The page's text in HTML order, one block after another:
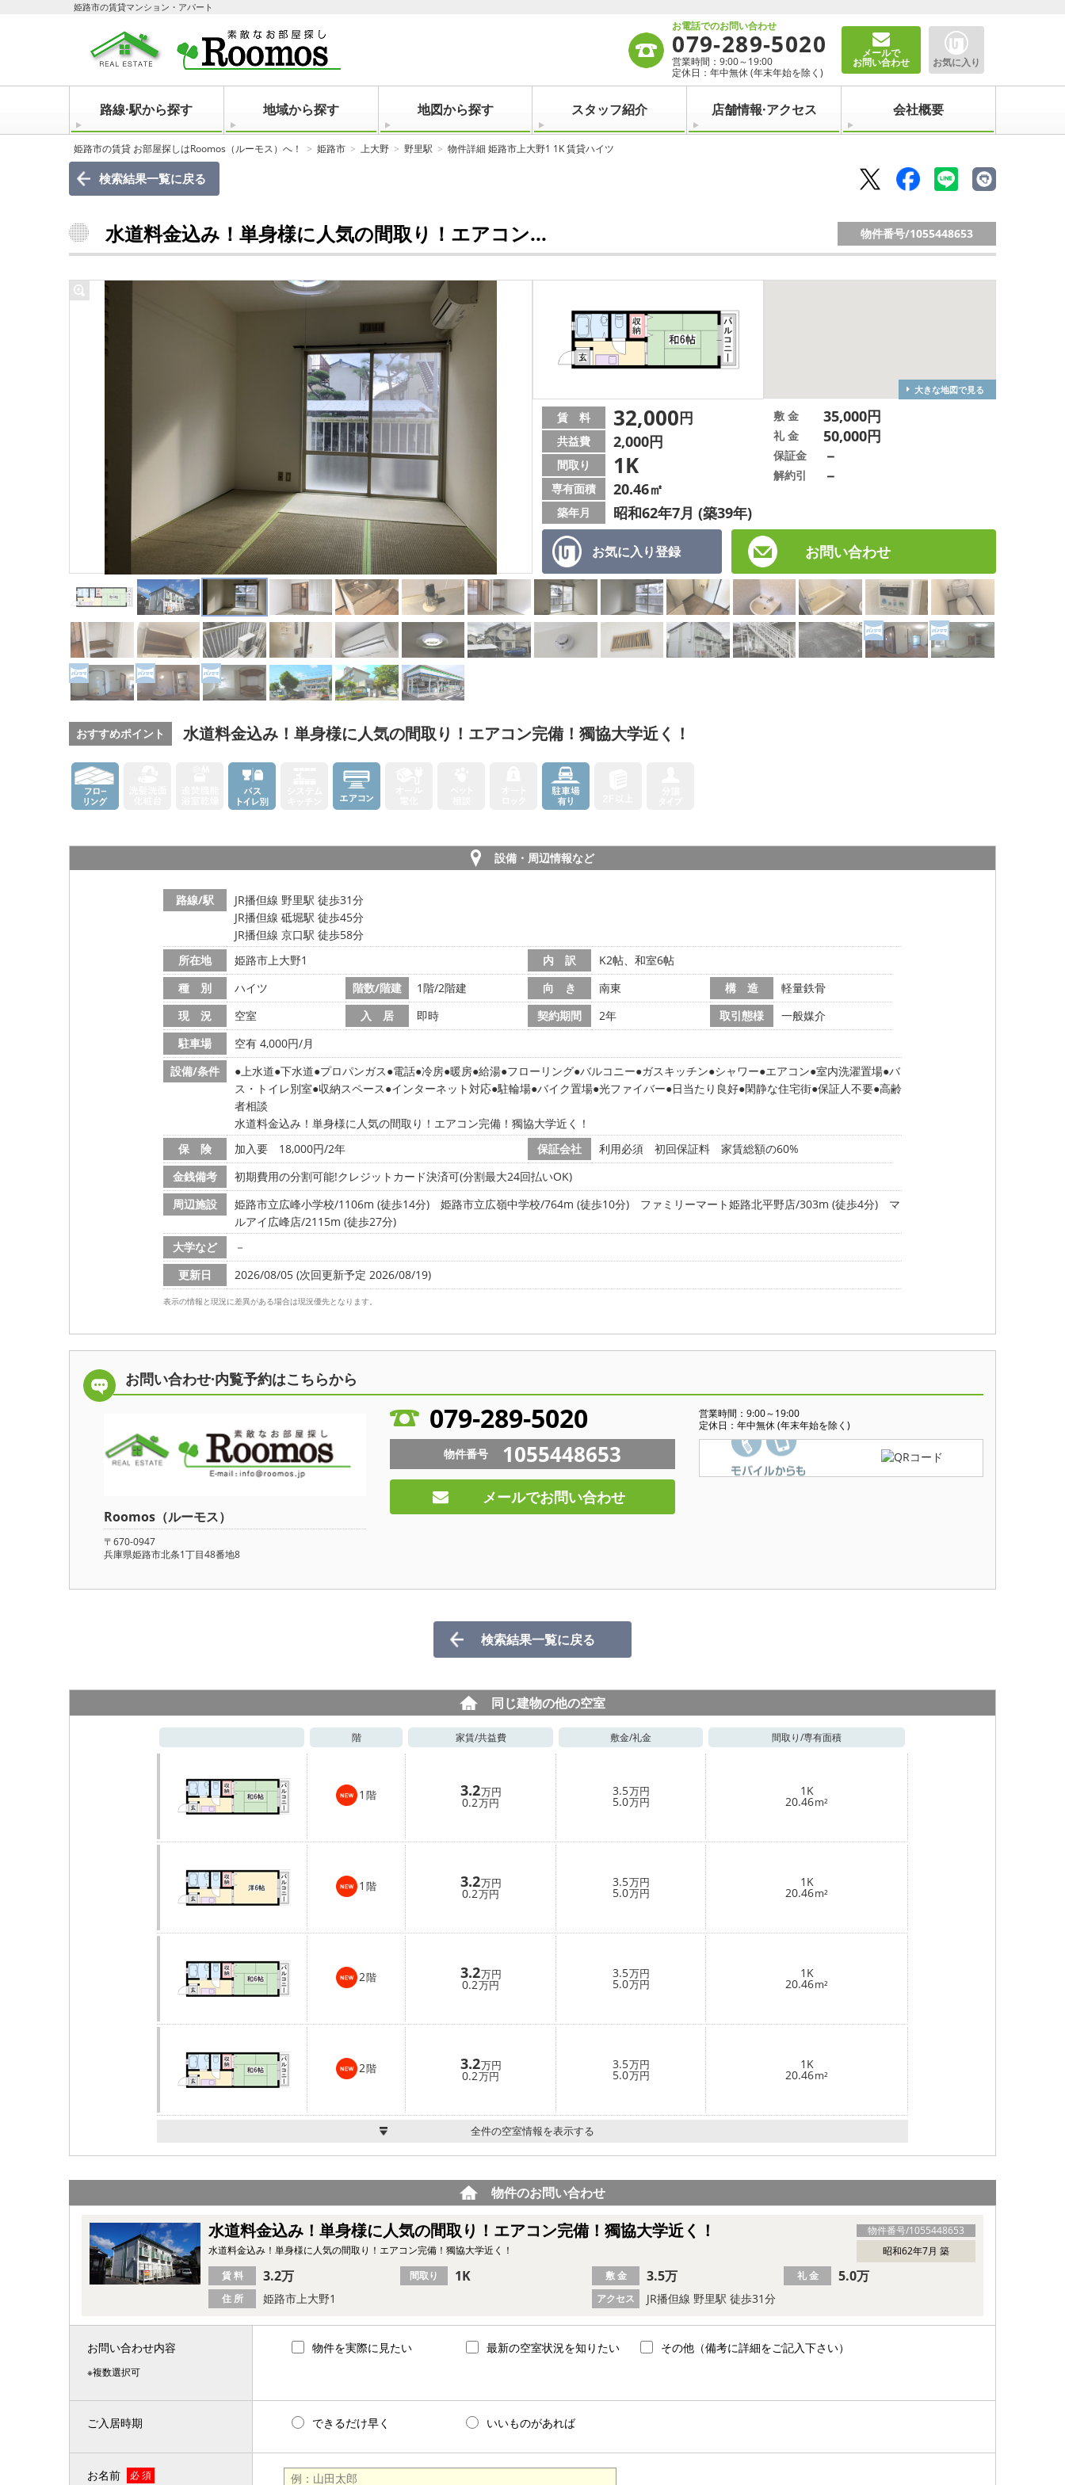
姫路市の賃貸マンション・アパート
お電話でのお問い合わせ
079-289-5020
営業時間：9:00～19:00
定休日：年中無休 (年末年始を除く)
メールで
お問い合わせ お気に入り
路線·駅から探す 地域から探す 地図から探す スタッフ紹介 店舗情報·アクセス 会社概要
姫路市の賃貸 お部屋探しはRoomos（ルーモス）へ！ 姫路市 上大野 野里駅 物件詳細 姫路市上大野1 1K 賃貸ハイツ
検索結果一覧に戻る
水道料金込み！単身様に人気の間取り！エアコン... 物件番号/1055448653
大きな地図で見る
お気に入り登録 お問い合わせ
賃 料 32,000円
共益費 2,000円
間取り 1K
専有面積 20.46㎡
築年月 昭和62年7月 (築39年)
敷 金 35,000円
礼 金 50,000円
保証金 －
解約引 －
おすすめポイント 水道料金込み！単身様に人気の間取り！エアコン完備！獨協大学近く！
設備・周辺情報など
路線/駅
JR播但線 野里駅 徒歩31分
JR播但線 砥堀駅 徒歩45分
JR播但線 京口駅 徒歩58分
所在地
姫路市上大野1 内 訳
K2帖、和室6帖
種 別
ハイツ 階数/階建 1階/2階建 向 き 南東 構 造
軽量鉄骨
現 況
空室 入 居 即時 契約期間 2年 取引態様
一般媒介
駐車場
空有 4,000円/月
設備/条件
上水道 下水道 プロパンガス 電話 冷房 暖房 給湯 フローリング バルコニー ガスキッチン シャワー エアコン 室内洗濯置場 バ
ス・トイレ別室 収納スペース インターネット対応 駐輪場 バイク置場 光ファイバー 日当たり良好 閑静な住宅街 保証人不要 高齢
者相談
水道料金込み！単身様に人気の間取り！エアコン完備！獨協大学近く！
保 険
加入要 18,000円/2年 保証会社
利用必須 初回保証料 家賃総額の60%
金銭備考
初期費用の分割可能!クレジットカード決済可(分割最大24回払いOK)
周辺施設
姫路市立広峰小学校/1106m (徒歩14分) 姫路市立広嶺中学校/764m (徒歩10分) ファミリーマート姫路北平野店/303m (徒歩4分)
マ
ルアイ広峰店/2115m (徒歩27分)
大学など
－
更新日
2026/08/05 (次回更新予定 2026/08/19)
表示の情報と現況に差異がある場合は現況優先となります。
お問い合わせ·内覧予約はこちらから
Roomos（ルーモス）
〒670-0947
兵庫県姫路市北条1丁目48番地8
079-289-5020
営業時間：9:00～19:00
定休日：年中無休 (年末年始を除く)
物件番号 1055448653
メールでお問い合わせ
検索結果一覧に戻る
同じ建物の他の空室
階 家賃/共益費 敷金/礼金 間取り/専有面積
1 階 3.2万円
0.2万円
3.5万円
5.0万円
1K
20.46m²
1 階 3.2万円
0.2万円
3.5万円
5.0万円
1K
20.46m²
2階 3.2万円
0.2万円
3.5万円
5.0万円
1K
20.46m²
2階 3.2万円
0.2万円
3.5万円
5.0万円
1K
20.46m²
全件の空室情報を表示する
物件のお問い合わせ
物件番号/1055448653
水道料金込み！単身様に人気の間取り！エアコン完備！獨協大学近く！
昭和62年7月 築
水道料金込み！単身様に人気の間取り！エアコン完備！獨協大学近く！
住 所 姫路市上大野1 アクセス JR播但線 野里駅 徒歩31分
賃 料 3.2万 間取り 1K 敷 金 3.5万 礼 金 5.0万
お問い合わせ内容
※複数選択可
物件を実際に見たい 最新の空室状況を知りたい その他（備考に詳細をご記入下さい）
ご入居時期 できるだけ早く いいものがあれば
お名前 必 須